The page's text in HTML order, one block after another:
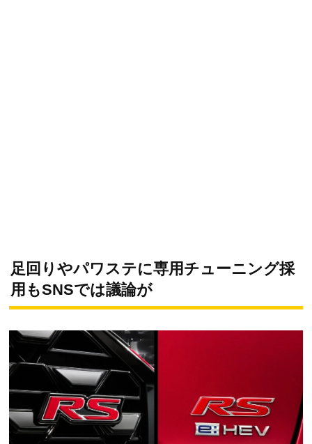
足回りやパワステに専用チューニング採
用もSNSでは議論が